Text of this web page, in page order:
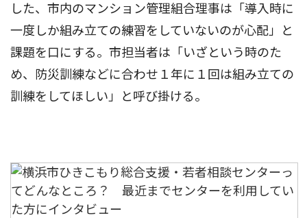
した、市内のマンション管理組合理事は「導入時に
一度しか組み立ての練習をしていないのが心配」と
課題を口にする。市担当者は「いざという時のた
め、防災訓練などに合わせ１年に１回は組み立ての
訓練をしてほしい」と呼び掛ける。